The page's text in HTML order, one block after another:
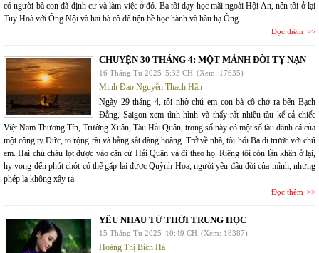
có người bà con đã định cư và làm việc ở đó. Ba tôi dạy học mãi ngoài Hội An, nên tôi ở lại
Tuy Hoà với Ông Nội và hai bà cô để tiện bề học hành và hầu hạ Ông.
Đọc thêm
CHUYỆN 30 THÁNG 4: MỘT MẢNH ĐỜI TỴ NẠN
16 Tháng Tư 2025 5:33 CH (Xem: 17635)
Minh Đạo Nguyễn Thạch Hãn
Ngày 29 tháng 4, tôi nhờ chú em con bà cô chở ra bến Bạch
Đằng, Saigon xem tình hình và thấy rất nhiều tàu kể cả chiếc
Việt Nam Thương Tín, Trường Xuân, Tàu Hải Quân, trong số này có một số tàu đánh cá của
một công ty Đức, to rộng rãi và bằng sắt đàng hoàng. Trở về nhà, tôi hối Ba đi trước với chú
em. Hai chú cháu lọt được vào căn cứ Hải Quân và đi theo họ. Riêng tôi còn lần khân ở lại,
hy vọng đến phút chót có thể gặp lại được Quỳnh Hoa, người yêu đầu đời của mình, nhưng
phép lạ không xẩy ra.
Đọc thêm
YÊU NHAU TỪ THỜI TRUNG HỌC
15 Tháng Tư 2025 10:49 CH (Xem: 18387)
Hoàng Thị Bích Hà